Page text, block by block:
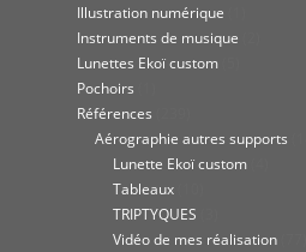
Illustration numérique
Instruments de musique
Lunettes Ekoï custom
Pochoirs
Références
Aérographie autres supports
Lunette Ekoï custom
Tableaux
TRIPTYQUES
Vidéo de mes réalisation